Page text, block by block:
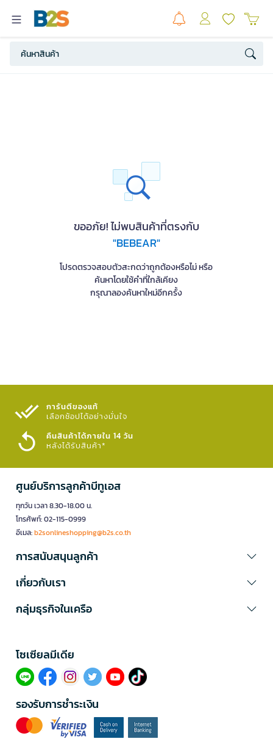
ขออภัย! ไม่พบสินค้าที่ตรงกับ
"BEBEAR"
โปรดตรวจสอบตัวสะกดว่าถูกต้องหรือไม่ หรือ
ค้นหาโดยใช้คำที่ใกล้เคียง
กรุณาลองค้นหาใหม่อีกครั้ง
การันตีของแท้
เลือกช้อปได้อย่างมั่นใจ​
คืนสินค้าได้ภายใน 14 วัน
หลังได้รับสินค้า*
ศูนย์บริการลูกค้าบีทูเอส
ทุกวัน เวลา 8.30-18.00 น.
โทรศัพท์: 02-115-0999
อีเมล:b2sonlineshopping@b2s.co.th
การสนับสนุนลูกค้า
เกี่ยวกับเรา
กลุ่มธุรกิจในเครือ
โซเซียลมีเดีย​
รองรับการชำระเงิน